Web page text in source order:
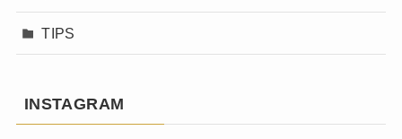
TIPS
INSTAGRAM